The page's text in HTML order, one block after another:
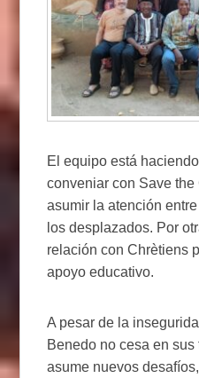
El equipo está
conveniar con Save
asumir la atención
los desplazados. Por
relación con Chrètiens
apoyo educativo.
A pesar de la
Benedo no cesa en
asume nuevos